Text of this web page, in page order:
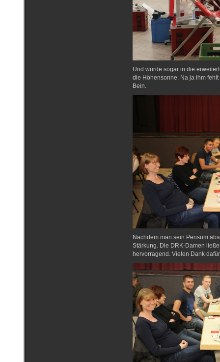
Und wurde sogar in die
die Höhensonne. Na ja ihm
Bein.
Nachdem man sein Pensum
Stärkung. Die DRK-Damen
hervorragend. Vielen Dank